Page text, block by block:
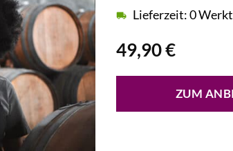
49,90€
Lieferzeit: 0
ZUM